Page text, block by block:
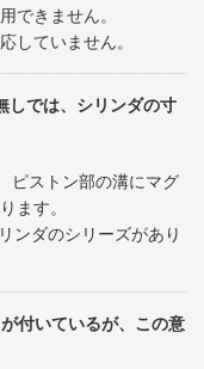
できません。
していません。
しでは、シリンダの寸
ピストン部の溝にマグ
ます。
ンダのシリーズがあり
付いているが、この意